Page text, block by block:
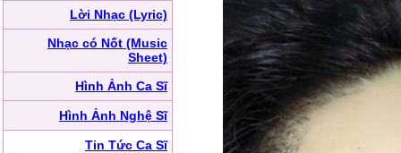
Lời Nhạc (Lyric)
Nhạc có Nốt (Music
Sheet)
Hình Ảnh Ca Sĩ
Hình Ảnh Nghệ Sĩ
Tin Tức Ca Sĩ